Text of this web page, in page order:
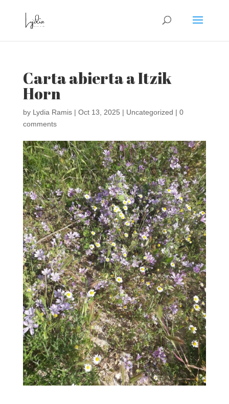
Carta abierta a Itzik
Horn
by Lydia Ramis| Oct 13, 2025 | Uncategorized | 0
comments